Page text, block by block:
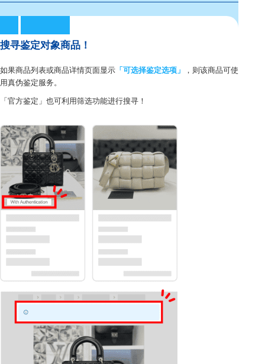
搜寻鉴定对象商品！
如果商品列表或商品详情页面显示 「可选择鉴定选项」
，则该商品可使
用真伪鉴定服务。
「官方鉴定」也可利用筛选功能进行搜寻！